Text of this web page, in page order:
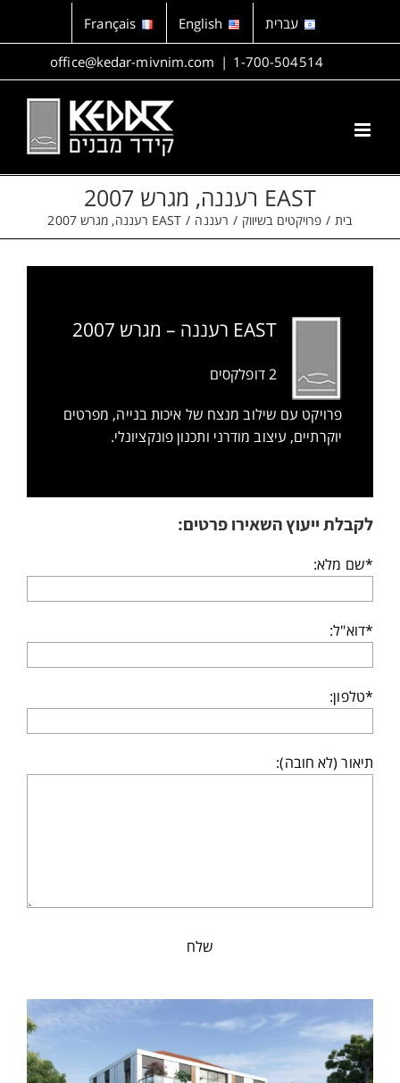
עברית English
Français
1-700-504514
|
office@kedar-mivnim.com
EAST רעננה, מגרש 2007
בית פרויקטים בשיווק רעננה EAST רעננה, מגרש 2007
EAST רעננה – מגרש 2007
2 דופלקסים
פרויקט עם שילוב מנצח של איכות בנייה, מפרטים
יוקרתיים, עיצוב מודרני ותכנון פונקציונלי.
לקבלת ייעוץ השאירו פרטים:
*שם מלא:
*דוא"ל:
*טלפון:
תיאור (לא חובה):